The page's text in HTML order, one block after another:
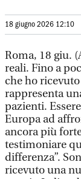
18 giugno 2026 12:10
Roma, 18 giu.
reali. Fino a
che ho
rappresenta
pazienti.
Europa ad
ancora più
testimoniare
differenza”.
ricevuto una